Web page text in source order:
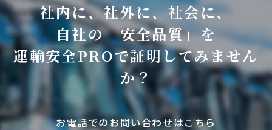
社内に、社外に、社会に、
自社の「安全品質」を
運輸安全PROで証明してみません
か？
お電話でのお問い合わせはこちら